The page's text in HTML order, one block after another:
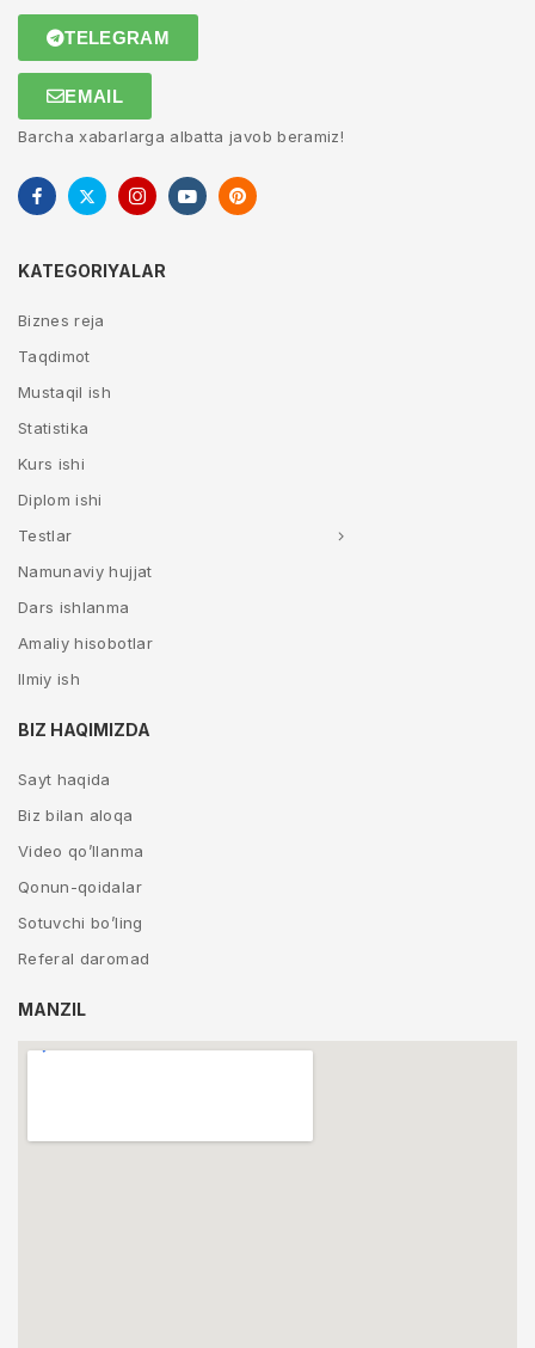
TELEGRAM
EMAIL
Barcha xabarlarga albatta javob beramiz!
KATEGORIYALAR
Biznes reja
Taqdimot
Mustaqil ish
Statistika
Kurs ishi
Diplom ishi
Testlar
Namunaviy hujjat
Dars ishlanma
Amaliy hisobotlar
Ilmiy ish
BIZ HAQIMIZDA
Sayt haqida
Biz bilan aloqa
Video qo’llanma
Qonun-qoidalar
Sotuvchi bo’ling
Referal daromad
MANZIL